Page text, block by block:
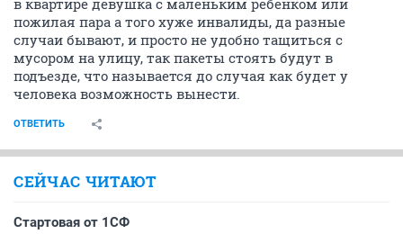
в песок и рубить все на корню. Я убежден что
реально использовать мусоропровод по его прямому
назначению не причиняя негативных последствий
для живущих в подъезде, просто надо грамотно
подойти к этому вопросу! А голосование ни чего не
даст! Будут те кто не согласен и на зло гадить в
подъезде и ничего тут не сделаешь, будет еще хуже,
alex_from_apt351